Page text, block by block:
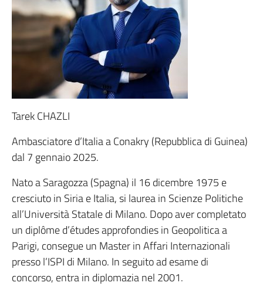
Tarek CHAZLI
Ambasciatore d’Italia a Conakry (Repubblica di Guinea)
dal 7 gennaio 2025.
Nato a Saragozza (Spagna) il 16 dicembre 1975 e
cresciuto in Siria e Italia, si laurea in Scienze Politiche
all’Università Statale di Milano. Dopo aver completato
un diplôme d’études approfondies in Geopolitica a
Parigi, consegue un Master in Affari Internazionali
presso l’ISPI di Milano. In seguito ad esame di
concorso, entra in diplomazia nel 2001.